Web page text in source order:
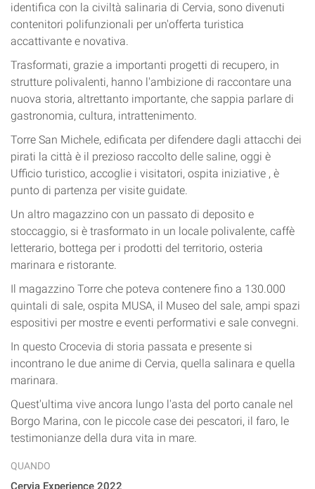
identifica con la civiltà salinaria di Cervia, sono divenuti
contenitori polifunzionali per un'offerta turistica
accattivante e novativa.
Trasformati, grazie a importanti progetti di recupero, in
strutture polivalenti, hanno l'ambizione di raccontare una
nuova storia, altrettanto importante, che sappia parlare di
gastronomia, cultura, intrattenimento.
Torre San Michele, edificata per difendere dagli attacchi dei
pirati la città è il prezioso raccolto delle saline, oggi è
Ufficio turistico, accoglie i visitatori, ospita iniziative , è
punto di partenza per visite guidate.
Un altro magazzino con un passato di deposito e
stoccaggio, si è trasformato in un locale polivalente, caffè
letterario, bottega per i prodotti del territorio, osteria
marinara e ristorante.
Il magazzino Torre che poteva contenere fino a 130.000
quintali di sale, ospita MUSA, il Museo del sale, ampi spazi
espositivi per mostre e eventi performativi e sale convegni.
In questo Crocevia di storia passata e presente si
incontrano le due anime di Cervia, quella salinara e quella
marinara.
Quest'ultima vive ancora lungo l'asta del porto canale nel
Borgo Marina, con le piccole case dei pescatori, il faro, le
testimonianze della dura vita in mare.
QUANDO
Cervia Experience 2022